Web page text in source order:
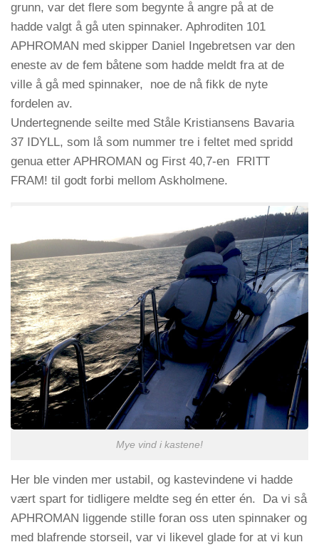
grunn, var det flere som begynte å angre på at de
hadde valgt å gå uten spinnaker. Aphroditen 101
APHROMAN med skipper Daniel Ingebretsen var den
eneste av de fem båtene som hadde meldt fra at de
ville å gå med spinnaker, noe de nå fikk de nyte
fordelen av.
Undertegnende seilte med Ståle Kristiansens Bavaria
37 IDYLL, som lå som nummer tre i feltet med spridd
genua etter APHROMAN og First 40,7-en FRITT
FRAM! til godt forbi mellom Askholmene.
Mye vind i kastene!
Her ble vinden mer ustabil, og kastevindene vi hadde
vært spart for tidligere meldte seg én etter én. Da vi så
APHROMAN liggende stille foran oss uten spinnaker og
med blafrende storseil, var vi likevel glade for at vi kun